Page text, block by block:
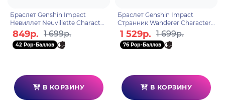
Браслет Genshin Impact
Невиллет Neuvillette Character
Theme 6942421155102
849р. 1 699р.
42 Pop-Баллов
В КОРЗИНУ
Браслет Genshin Impact
Странник Wanderer Character
Theme 6942421155089
1 529р. 1 699р.
76 Pop-Баллов
В КОРЗИНУ